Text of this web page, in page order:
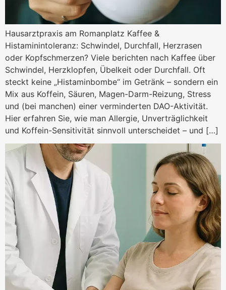
Hausarztpraxis am Romanplatz Kaffee &
Histaminintoleranz: Schwindel, Durchfall, Herzrasen
oder Kopfschmerzen? Viele berichten nach Kaffee über
Schwindel, Herzklopfen, Übelkeit oder Durchfall. Oft
steckt keine „Histaminbombe“ im Getränk – sondern ein
Mix aus Koffein, Säuren, Magen-Darm-Reizung, Stress
und (bei manchen) einer verminderten DAO-Aktivität.
Hier erfahren Sie, wie man Allergie, Unverträglichkeit
und Koffein-Sensitivität sinnvoll unterscheidet – und […]
Eiseninfusion München –